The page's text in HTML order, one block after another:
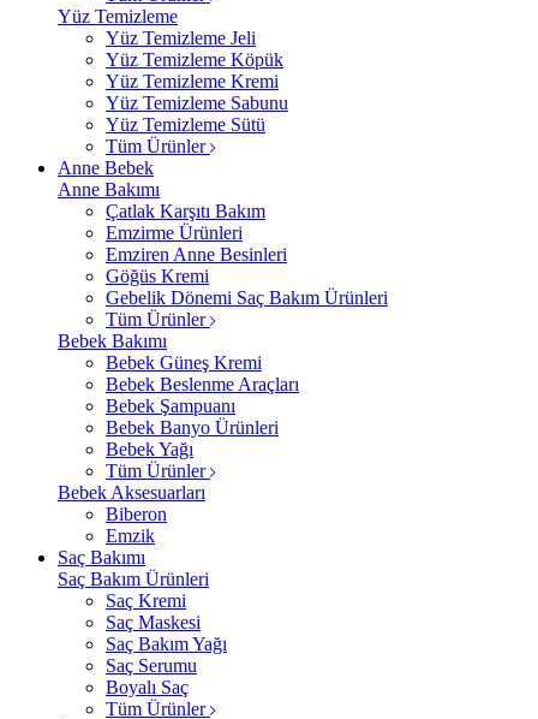
Yüz Temizleme
Yüz Temizleme Jeli
Yüz Temizleme Köpük
Yüz Temizleme Kremi
Yüz Temizleme Sabunu
Yüz Temizleme Sütü
Tüm Ürünler
Anne Bebek
Anne Bakımı
Çatlak Karşıtı Bakım
Emzirme Ürünleri
Emziren Anne Besinleri
Göğüs Kremi
Gebelik Dönemi Saç Bakım Ürünleri
Tüm Ürünler
Bebek Bakımı
Bebek Güneş Kremi
Bebek Beslenme Araçları
Bebek Şampuanı
Bebek Banyo Ürünleri
Bebek Yağı
Tüm Ürünler
Bebek Aksesuarları
Biberon
Emzik
Saç Bakımı
Saç Bakım Ürünleri
Saç Kremi
Saç Maskesi
Saç Bakım Yağı
Saç Serumu
Boyalı Saç
Tüm Ürünler